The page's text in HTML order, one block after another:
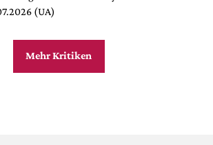
(UA)
Mehr Kritiken